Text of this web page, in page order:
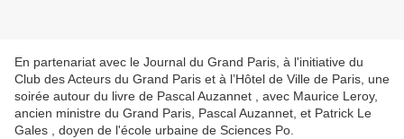
En partenariat avec le Journal du Grand Paris, à l'initiative du
Club des Acteurs du Grand Paris et à l’Hôtel de Ville de Paris, une
soirée autour du livre de Pascal Auzannet , avec Maurice Leroy,
ancien ministre du Grand Paris, Pascal Auzannet, et Patrick Le
Gales , doyen de l'école urbaine de Sciences Po.